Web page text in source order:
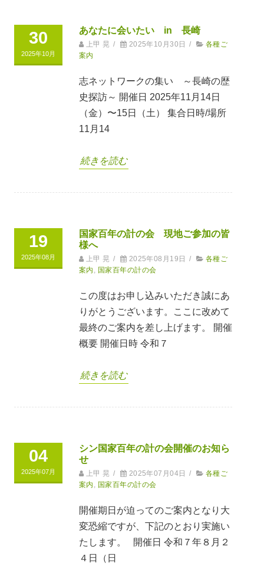
30
2025年10月
あなたに会いたい in 長崎
上甲 晃 / 2025年10月30日 /
各種ご
案内
志ネットワークの集い ～長崎の歴
史探訪～ 開催日 2025年11月14日
（金）〜15日（土） 集合日時/場所
11月14
続きを読む
19
2025年08月
国家百年の計の会 現地ご参加の皆
様へ
上甲 晃 / 2025年08月19日 /
各種ご
案内
国家百年の計の会
この度はお申し込みいただき誠にあ
りがとうございます。ここに改めて
最終のご案内を差し上げます。 開催
概要 開催日時 令和７
続きを読む
04
2025年07月
シン国家百年の計の会開催のお知ら
せ
上甲 晃 / 2025年07月04日 /
各種ご
案内
国家百年の計の会
開催期日が迫ってのご案内となり大
変恐縮ですが、下記のとおり実施い
たします。 開催日 令和７年８月２
４日（日